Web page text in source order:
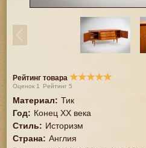
Рейтинг товара ★★★★★
Оценок 1 Рейтинг5
Материал: Тик
Год: Конец XX векa
Стиль: Историзм
Страна: Англия